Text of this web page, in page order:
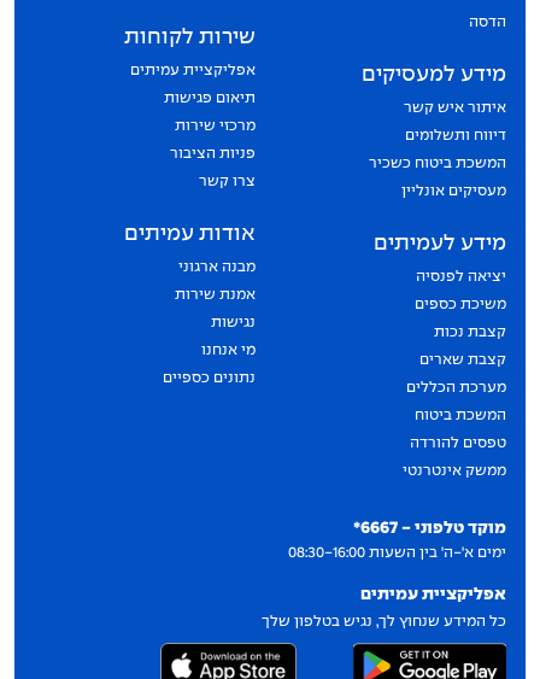
מוקד טלפוני - 6667*
ימים א'-ה' בין השעות 08:30-16:00
אפליקציית עמיתים
כל המידע שנחוץ לך, נגיש בטלפון שלך
הדסה
מידע למעסיקים
איתור איש קשר
דיווח ותשלומים
המשכת ביטוח כשכיר
מעסיקים אונליין
מידע לעמיתים
יציאה לפנסיה
משיכת כספים
קצבת נכות
קצבת שארים
מערכת הכללים
המשכת ביטוח
טפסים להורדה
ממשק אינטרנטי
שירות לקוחות
אפליקציית עמיתים
תיאום פגישות
מרכזי שירות
פניות הציבור
צרו קשר
אודות עמיתים
מבנה ארגוני
אמנת שירות
נגישות
מי אנחנו
נתונים כספיים